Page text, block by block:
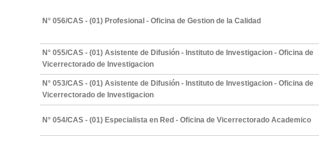
N° 056/CAS - (01) Profesional - Oficina de Gestion de la Calidad
N° 055/CAS - (01) Asistente de Difusión - Instituto de Investigacion - Oficina de
Vicerrectorado de Investigacion
N° 053/CAS - (01) Asistente de Difusión - Instituto de Investigacion - Oficina de
Vicerrectorado de Investigacion
N° 054/CAS - (01) Especialista en Red - Oficina de Vicerrectorado Academico